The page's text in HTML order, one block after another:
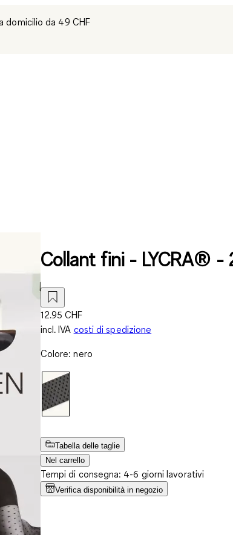
domicilio da 49 CHF
Collant fini - LYCRA® -
12.95 CHF
incl. IVA costi di spedizione
Colore: nero
Tabella delle taglie
Nel carrello
Tempi di consegna: 4-6 giorni lavorativi
Verifica disponibilità in negozio